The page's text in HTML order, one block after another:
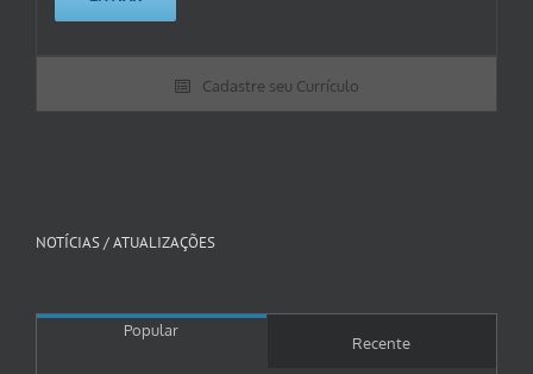
Cadastre seu Currículo
NOTÍCIAS / ATUALIZAÇÕES
Popular
Recente